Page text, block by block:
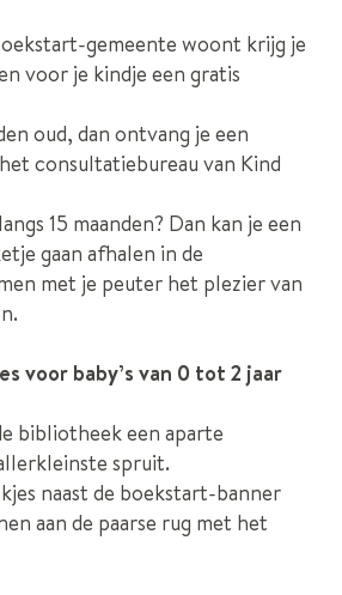
gemeente woont krijg je
voor je kindje een gratis
oud, dan ontvang je een
consultatiebureau van Kind
15 maanden? Dan kan je een
gaan afhalen in de
met je peuter het plezier van
voor baby’s van 0 tot 2 jaar
bibliotheek een aparte
spruit.
naast de boekstart-banner
aan de paarse rug met het